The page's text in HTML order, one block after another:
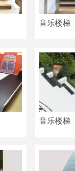
音乐楼梯
音乐楼梯